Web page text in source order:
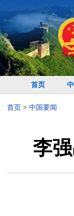
首页
首页 > 中国要闻
李